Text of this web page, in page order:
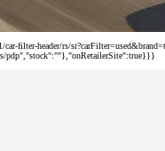
car-filter-header/rs/
pdp","stock":""},"onRetailerSite":true}}}